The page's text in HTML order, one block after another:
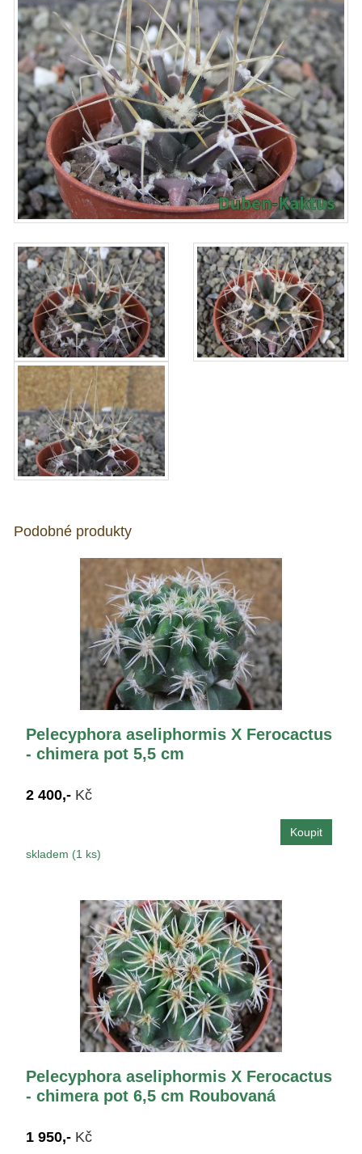
Podobné produkty
Pelecyphora aseliphormis X Ferocactus
- chimera pot 5,5 cm
2 400,- Kč
skladem (1 ks)
Pelecyphora aseliphormis X Ferocactus
- chimera pot 6,5 cm Roubovaná
1 950,- Kč